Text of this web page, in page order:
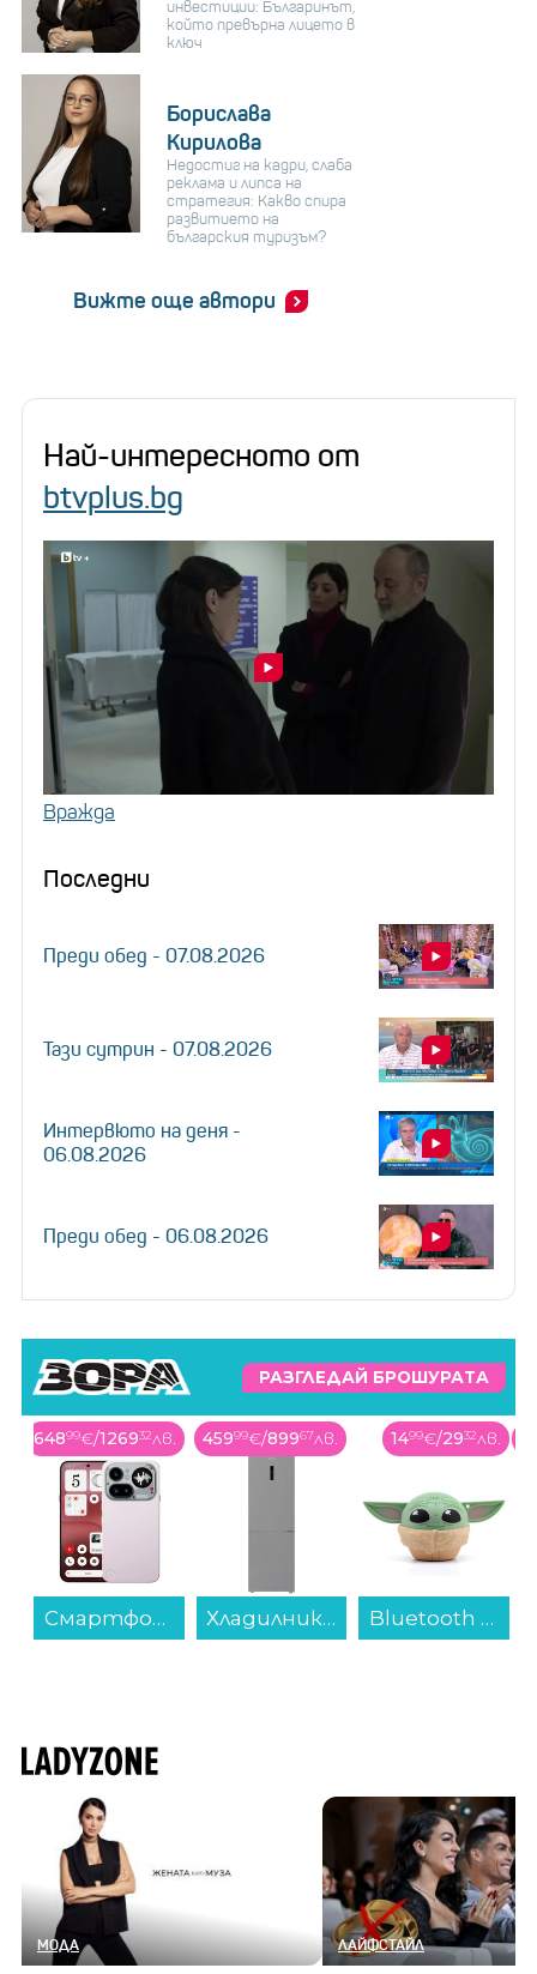
инвестиции: Българинът,
който превърна лицето в
ключ
Борислава
Кирилова
Недостиг на кадри, слаба
реклама и липса на
стратегия: Какво спира
развитието на
българския туризъм?
Вижте още автори
Най-интересното от
btvplus.bg
Вражда
Последни
Преди обед - 07.08.2026
Тази сутрин - 07.08.2026
Интервюто на деня -
06.08.2026
Преди обед - 06.08.2026
РАЗГЛЕДАЙ БРОШУРАТА
64899€/126932лв.
Смартфон Nothing Phone (4a) PRO 256/12 PINK , 12 GB, 256 GB...
45999€/89967лв.
Хладилник с фризер Hotpoint-Ariston HPK 26362 XP4E , 316 l, E , No Frost , Инокс...
1499€/2932лв.
Bluetooth колонка Bitty Boomers Grogu - BITTYCHILD...
МОДА ЛАЙФСТАЙЛ